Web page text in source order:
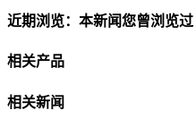
近期浏览：本新闻您曾浏览过
相关产品
相关新闻